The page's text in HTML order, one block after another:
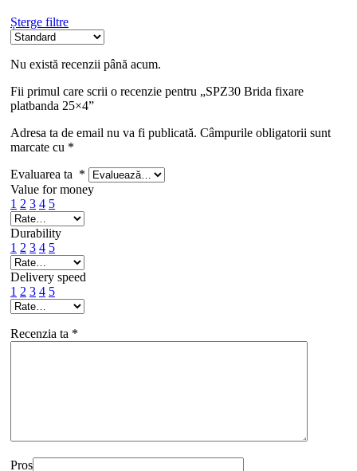
Șterge filtre
Nu există recenzii până acum.
Fii primul care scrii o recenzie pentru „SPZ30 Brida fixare
platbanda 25×4”
Adresa ta de email nu va fi publicată. Câmpurile obligatorii sunt
marcate cu *
Evaluarea ta *
Value for money
1 2 3 4 5
Durability
1 2 3 4 5
Delivery speed
1 2 3 4 5
Recenzia ta *
Pros